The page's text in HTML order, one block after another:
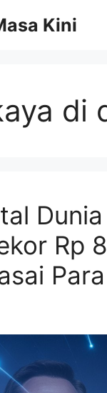
Kini
di
Rp